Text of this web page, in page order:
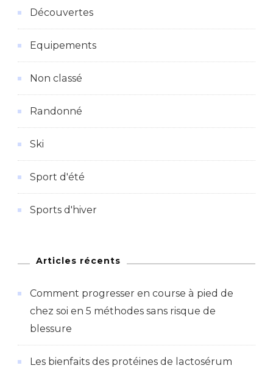
Découvertes
Equipements
Non classé
Randonné
Ski
Sport d'été
Sports d'hiver
Articles récents
Comment progresser en course à pied de
chez soi en 5 méthodes sans risque de
blessure
Les bienfaits des protéines de lactosérum